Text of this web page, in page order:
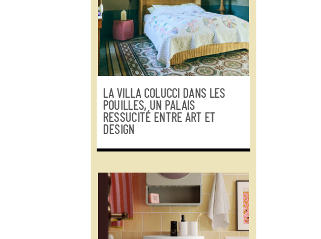
LA VILLA COLUCCI DANS LES
POUILLES, UN PALAIS
RESSUCITÉ ENTRE ART ET
DESIGN